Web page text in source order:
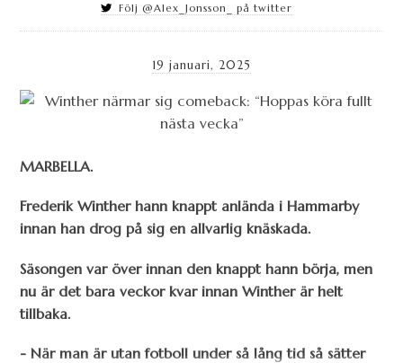
Följ @Alex_Jonsson_ på twitter
19 januari, 2025
MARBELLA.
Frederik Winther hann knappt anlända i Hammarby
innan han drog på sig en allvarlig knäskada.
Säsongen var över innan den knappt hann börja, men
nu är det bara veckor kvar innan Winther är helt
tillbaka.
- När man är utan fotboll under så lång tid så sätter